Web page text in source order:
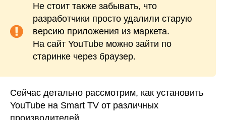
Не стоит также забывать, что
разработчики просто удалили старую
версию приложения из маркета.
На сайт YouTube можно зайти по
старинке через браузер.
Сейчас детально рассмотрим, как установить
YouTube на Smart TV от различных
производителей.